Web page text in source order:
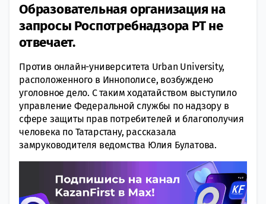
Образовательная организация на
запросы Роспотребнадзора РТ не
отвечает.
Против онлайн-университета Urban University,
расположенного в Иннополисе, возбуждено
уголовное дело. С таким ходатайством выступило
управление Федеральной службы по надзору в
сфере защиты прав потребителей и благополучия
человека по Татарстану, рассказала
замруководителя ведомства Юлия Булатова.